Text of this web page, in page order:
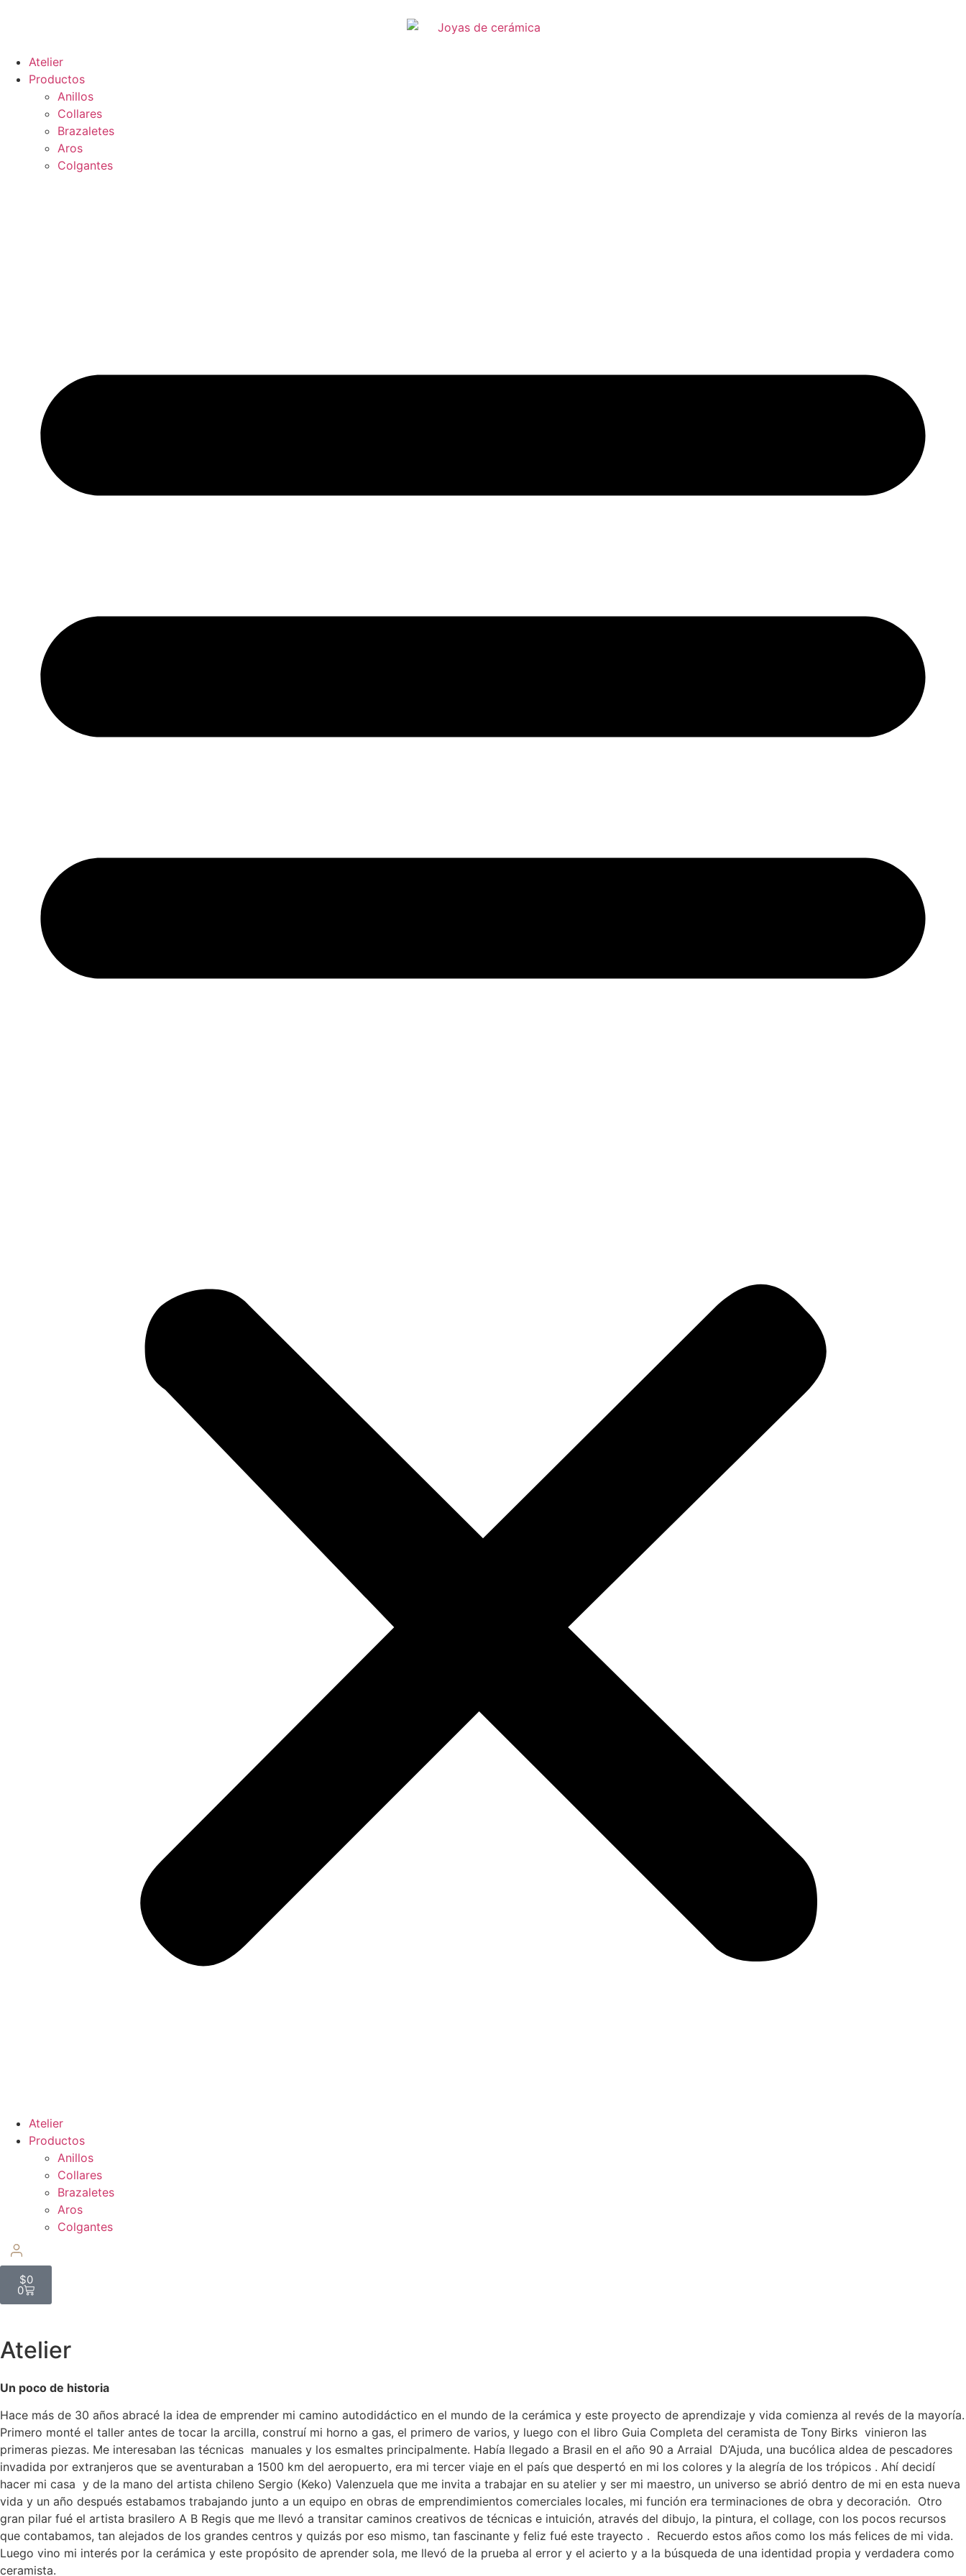
Atelier
Productos
Anillos
Collares
Brazaletes
Aros
Colgantes
Atelier
Productos
Anillos
Collares
Brazaletes
Aros
Colgantes
$0
0
Atelier
Un poco de historia
Hace más de 30 años abracé la idea de emprender mi camino autodidáctico en el mundo de la cerámica y este proyecto de aprendizaje y vida comienza al revés de la mayoría.
Primero monté el taller antes de tocar la arcilla, construí mi horno a gas, el primero de varios, y luego con el libro Guia Completa del ceramista de Tony Birks vinieron las
primeras piezas. Me interesaban las técnicas manuales y los esmaltes principalmente. Había llegado a Brasil en el año 90 a Arraial D’Ajuda, una bucólica aldea de pescadores
invadida por extranjeros que se aventuraban a 1500 km del aeropuerto, era mi tercer viaje en el país que despertó en mi los colores y la alegría de los trópicos . Ahí decidí
hacer mi casa y de la mano del artista chileno Sergio (Keko) Valenzuela que me invita a trabajar en su atelier y ser mi maestro, un universo se abrió dentro de mi en esta nueva
vida y un año después estabamos trabajando junto a un equipo en obras de emprendimientos comerciales locales, mi función era terminaciones de obra y decoración. Otro
gran pilar fué el artista brasilero A B Regis que me llevó a transitar caminos creativos de técnicas e intuición, através del dibujo, la pintura, el collage, con los pocos recursos
que contabamos, tan alejados de los grandes centros y quizás por eso mismo, tan fascinante y feliz fué este trayecto . Recuerdo estos años como los más felices de mi vida.
Luego vino mi interés por la cerámica y este propósito de aprender sola, me llevó de la prueba al error y el acierto y a la búsqueda de una identidad propia y verdadera como
ceramista.